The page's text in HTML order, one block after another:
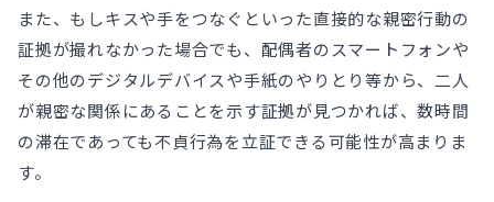
また、もしキスや手をつなぐといった直接的な親密行動の
証拠が撮れなかった場合でも、配偶者のスマートフォンや
その他のデジタルデバイスや手紙のやりとり等から、二人
が親密な関係にあることを示す証拠が見つかれば、数時間
の滞在であっても不貞行為を立証できる可能性が高まりま
す。